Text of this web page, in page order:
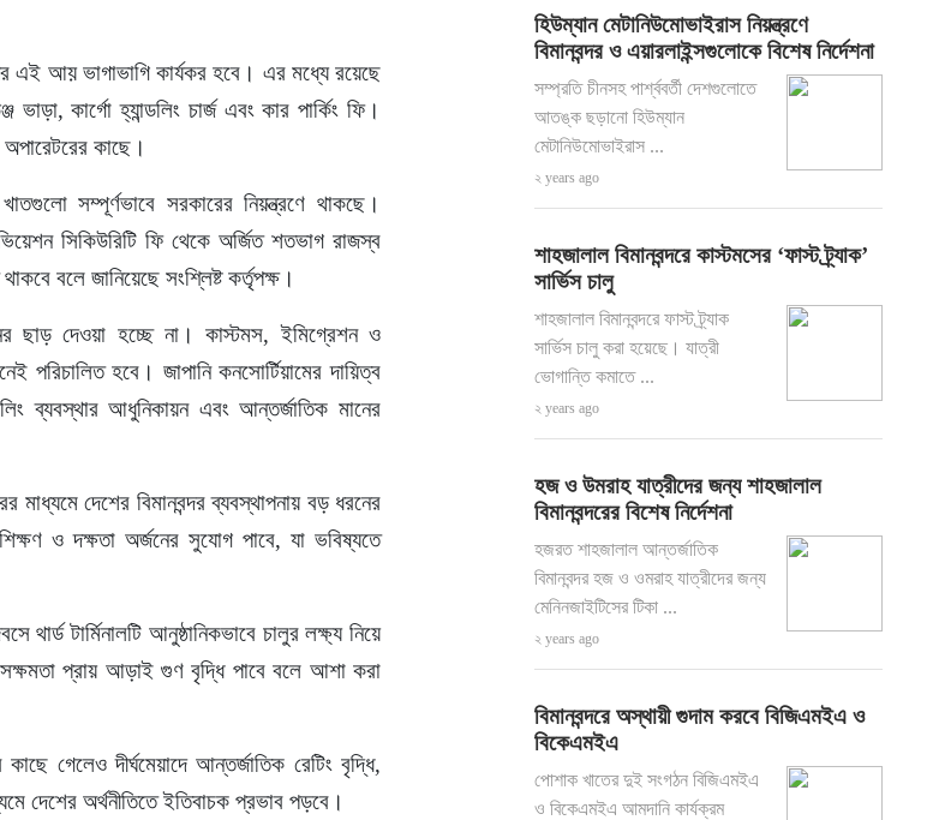
এই আয় ভাগাভাগি কার্যকর হবে। এর মধ্যে রয়েছে
কার্গো হ্যান্ডলিং চার্জ এবং কার পার্কিং ফি।
কাছে।
সম্পূর্ণভাবে সরকারের নিয়ন্ত্রণে থাকছে।
সিকিউরিটি ফি থেকে অর্জিত শতভাগ রাজস্ব
বলে জানিয়েছে সংশ্লিষ্ট কর্তৃপক্ষ।
ছাড় দেওয়া হচ্ছে না। কাস্টমস, ইমিগ্রেশন ও
পরিচালিত হবে। জাপানি কনসোর্টিয়ামের দায়িত্ব
ব্যবস্থার আধুনিকায়ন এবং আন্তর্জাতিক মানের
দেশের বিমানবন্দর ব্যবস্থাপনায় বড় ধরনের
ও দক্ষতা অর্জনের সুযোগ পাবে, যা ভবিষ্যতে
টার্মিনালটি আনুষ্ঠানিকভাবে চালুর লক্ষ্য নিয়ে
সক্ষমতা প্রায় আড়াই গুণ বৃদ্ধি পাবে বলে আশা করা
গেলেও দীর্ঘমেয়াদে আন্তর্জাতিক রেটিং বৃদ্ধি,
দেশের অর্থনীতিতে ইতিবাচক প্রভাব পড়বে।
হিউম্যান মেটানিউমোভাইরাস নিয়ন্ত্রণে
বিমানবন্দর ও এয়ারলাইন্সগুলোকে বিশেষ নির্দেশনা
সম্প্রতি চীনসহ পার্শ্ববর্তী দেশগুলোতে
আতঙ্ক ছড়ানো হিউম্যান
মেটানিউমোভাইরাস ...
২ years ago
শাহজালাল বিমানবন্দরে কাস্টমসের ‘ফাস্ট ট্র্যাক’
সার্ভিস চালু
শাহজালাল বিমানবন্দরে ফাস্ট ট্র্যাক
সার্ভিস চালু করা হয়েছে। যাত্রী
ভোগান্তি কমাতে ...
২ years ago
হজ ও উমরাহ যাত্রীদের জন্য শাহজালাল
বিমানবন্দরের বিশেষ নির্দেশনা
হজরত শাহজালাল আন্তর্জাতিক
বিমানবন্দর হজ ও ওমরাহ যাত্রীদের জন্য
মেনিনজাইটিসের টিকা ...
২ years ago
বিমানবন্দরে অস্থায়ী গুদাম করবে বিজিএমইএ ও
বিকেএমইএ
পোশাক খাতের দুই সংগঠন বিজিএমইএ
ও বিকেএমইএ আমদানি কার্যক্রম